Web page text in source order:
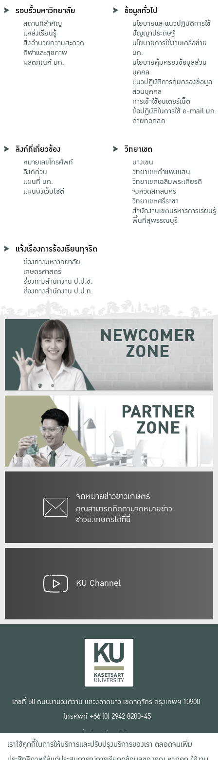
รอบรั้วมหาวิทยาลัย
สถานที่สำคัญ
แหล่งเรียนรู้
สิ่งอำนวยความสะดวก
กีฬาและสุขภาพ
ผลิตภัณฑ์ มก.
ข้อมูลทั่วไป
นโยบายและแนวปฏิบัติการใช้
ปัญญาประดิษฐ์
นโยบายการใช้งานเครือข่าย
มก.
นโยบายคุ้มครองข้อมูลส่วน
บุคคล
แนวปฏิบัติการคุ้มครองข้อมูล
ส่วนบุคคล
การเข้าใช้อินเตอร์เน็ต
ข้อปฏิบัติในการใช้ e-mail มก.
ถ่ายทอดสด
ลิงก์ที่เกี่ยวข้อง
หมายเลขโทรศัพท์
ลิงก์ด่วน
แผนที่ มก.
แผนผังเว็บไซต์
วิทยาเขต
บางเขน
วิทยาเขตกําแพงแสน
วิทยาเขตเฉลิมพระเกียรติ
จังหวัดสกลนคร
วิทยาเขตศรีราชา
สำนักงานเขตบริหารการเรียนรู้
พื้นที่สุพรรณบุรี
แจ้งเรื่องการร้องเรียนทุจริต
ช่องทางมหาวิทยาลัย
เกษตรศาสตร์
ช่องทางสำนักงาน ป.ป.ช.
ช่องทางสำนักงาน ป.ป.ท.
จดหมายข่าวชาวเกษตร
คุณสามารถติดตามจดหมายข่าว
ชาวม.เกษตรได้ที่นี่
NEWCOMER
ZONE
PARTNER
ZONE
KU Channel
เลขที่ 50 ถนนงามวงศ์วาน แขวงลาดยาว เขตจตุจักร กรุงเทพฯ 10900
โทรศัพท์ +66 (0) 2942 8200-45
เงื่อนไขการใช้งานเว็บไซต์
ข้อตกลงด้านสิทธิ์ใช้งาน
นโยบายความเป็นส่วนตัว
เราใช้คุกกี้ในการให้บริการและปรับปรุงบริการของเรา ตลอดจนเพิ่ม